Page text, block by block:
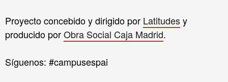
Proyecto concebido y dirigido por Latitudesy
producido porObra Social Caja Madrid.
Síguenos: #campusespai